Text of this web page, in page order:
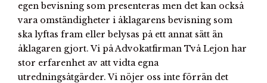
egen bevisning som presenteras men det kan också
vara omständigheter i åklagarens bevisning som
ska lyftas fram eller belysas på ett annat sätt än
åklagaren gjort. Vi på Advokatfirman Två Lejon har
stor erfarenhet av att vidta egna
utredningsåtgärder. Vi nöjer oss inte förrän det